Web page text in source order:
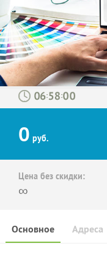
: :
0 руб.
Цена без скидки:
∞
Основное Адреса